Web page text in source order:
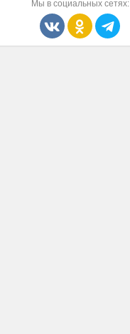
Мы в социальных сетях: